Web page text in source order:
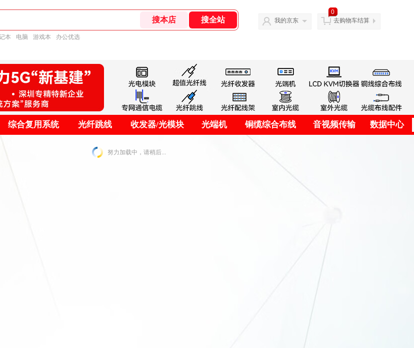
本 电脑 游戏本 办公优选
我的京东
0
去购物车结算
综合复用系统 光纤跳线 收发器/光模块 光端机 铜缆综合布线 音视频传输 数据中心
努力加载中，请稍后...